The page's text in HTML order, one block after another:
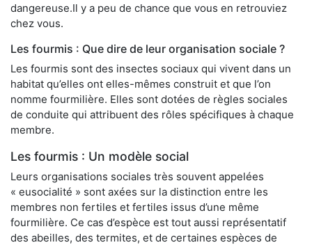
dangereuse.Il y a peu de chance que vous en retrouviez
chez vous.
Les fourmis : Que dire de leur organisation sociale ?
Les fourmis sont des insectes sociaux qui vivent dans un
habitat qu’elles ont elles-mêmes construit et que l’on
nomme fourmilière. Elles sont dotées de règles sociales
de conduite qui attribuent des rôles spécifiques à chaque
membre.
Les fourmis : Un modèle social
Leurs organisations sociales très souvent appelées
« eusocialité » sont axées sur la distinction entre les
membres non fertiles et fertiles issus d’une même
fourmilière. Ce cas d’espèce est tout aussi représentatif
des abeilles, des termites, et de certaines espèces de